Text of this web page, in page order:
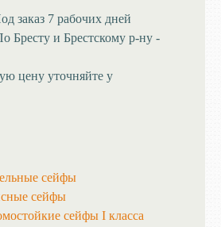
заказ 7 рабочих дней
Бресту и Брестскому р-ну -
цену уточняйте у
сейфы
сейфы
сейфы I класса